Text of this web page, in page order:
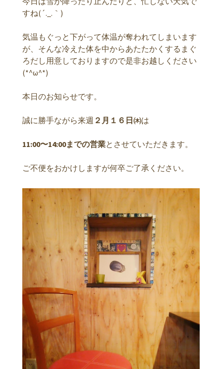
すね(´._.｀)
気温もぐっと下がって体温が奪われてしまいます
が、そんな冷えた体を中からあたたかくするまぐ
ろだし用意しておりますので是非お越しください
(*^ω^*)
本日のお知らせです。
誠に勝手ながら来週 ２月１６日㈭は
11:00〜14:00までの営業とさせていただきます。
ご不便をおかけしますが何卒ご了承ください。